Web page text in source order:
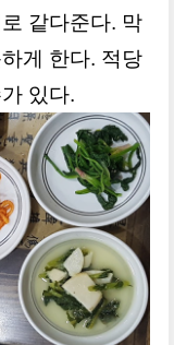
같다준다. 막
게 한다. 적당
있다.